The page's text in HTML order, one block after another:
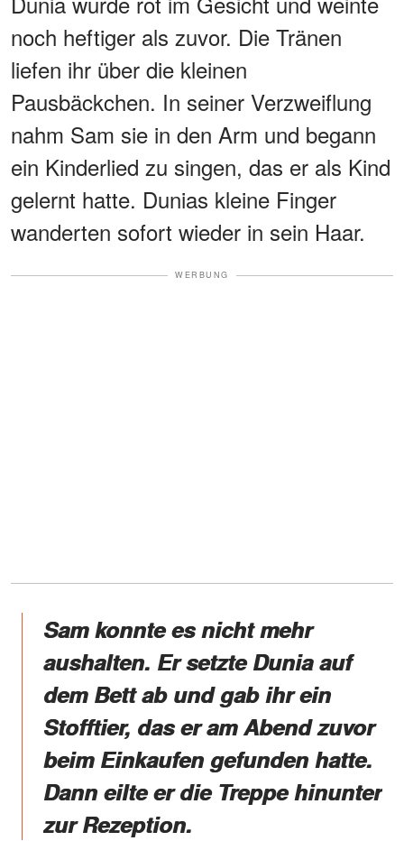
noch heftiger als zuvor. Die Tränen
liefen ihr über die kleinen
Pausbäckchen. In seiner Verzweiflung
nahm Sam sie in den Arm und begann
ein Kinderlied zu singen, das er als Kind
gelernt hatte. Dunias kleine Finger
wanderten sofort wieder in sein Haar.
WERBUNG
Sam konnte es nicht mehr
aushalten. Er setzte Dunia auf
dem Bett ab und gab ihr ein
Stofftier, das er am Abend zuvor
beim Einkaufen gefunden hatte.
Dann eilte er die Treppe hinunter
zur Rezeption.